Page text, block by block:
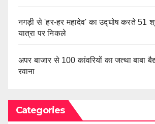
नगड़ी से 'हर-हर महादेव' का उद्घोष करते 51
यात्रा पर निकले
अपर बाजार से 100 कांवरियों का जत्था बाबा
रवाना
Categories